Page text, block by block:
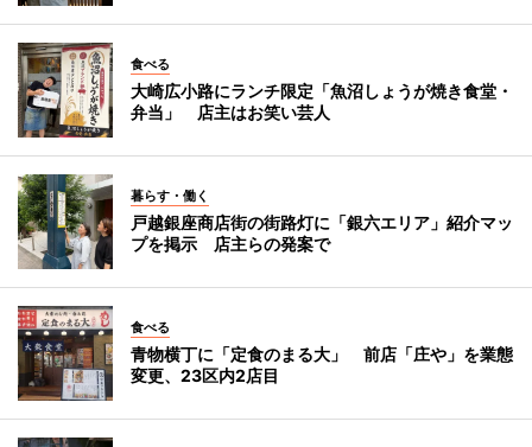
食べる
大崎広小路にランチ限定「魚沼しょうが焼き食堂・
弁当」 店主はお笑い芸人
暮らす・働く
戸越銀座商店街の街路灯に「銀六エリア」紹介マッ
プを掲示 店主らの発案で
食べる
青物横丁に「定食のまる大」 前店「庄や」を業態
変更、23区内2店目